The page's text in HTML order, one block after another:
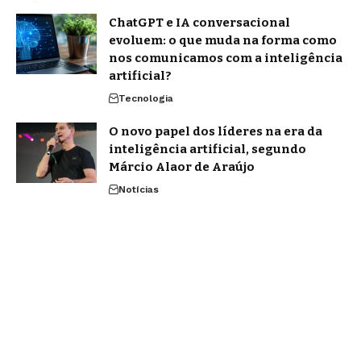
ChatGPT e IA conversacional
evoluem: o que muda na forma como
nos comunicamos com a inteligência
artificial?
Tecnologia
O novo papel dos líderes na era da
inteligência artificial, segundo
Márcio Alaor de Araújo
Notícias